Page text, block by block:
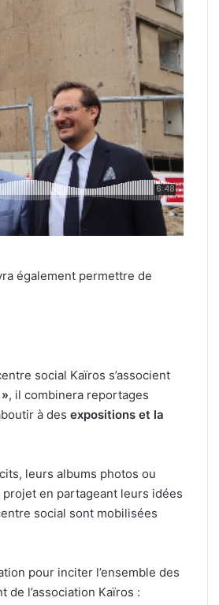
également permettre de
social Kaïros s’associent
, il combinera reportages
à des expositions et la
leurs albums photos ou
en partageant leurs idées
social sont mobilisées
pour inciter l’ensemble des
de l’association Kaïros :